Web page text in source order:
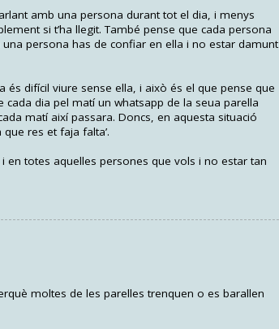
amb una persona durant tot el dia, i menys
si t’ha llegit. També pense que cada persona
persona has de confiar en ella i no estar damunt
és difícil viure sense ella, i això és el que pense que
dia pel matí un whatsapp de la seua parella
matí així passara. Doncs, en aquesta situació
res et faja falta’.
en totes aquelles persones que vols i no estar tan
moltes de les parelles trenquen o es barallen